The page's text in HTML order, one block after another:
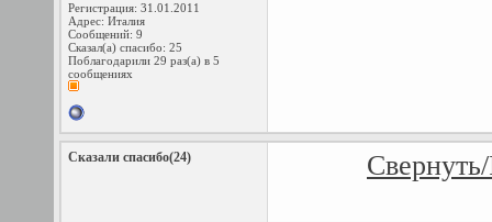
Регистрация: 31.01.2011
Адрес: Италия
Сообщений: 9
Сказал(а) спасибо: 25
Поблагодарили 29 раз(а) в 5
сообщениях
Сказали спасибо(24)